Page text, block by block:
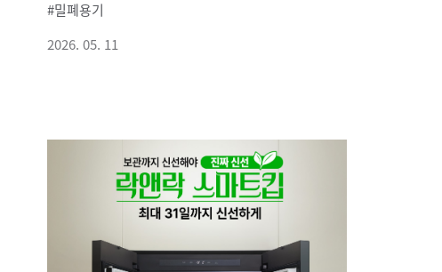
밀폐용기
2026. 05. 11